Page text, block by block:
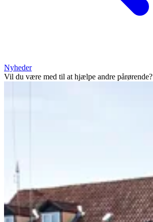
Nyheder
Vil du være med til at hjælpe andre pårørende?